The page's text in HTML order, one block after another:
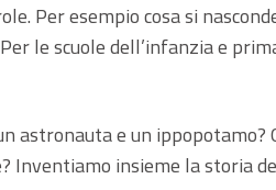
Per esempio cosa si
le scuole dell’infanzia e
astronauta e un ippopotamo?
Inventiamo insieme la storia